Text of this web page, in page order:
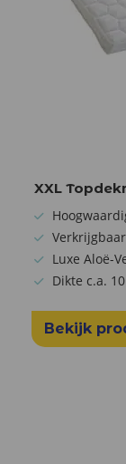
XXL
Luxe Aloë-
Dikte c.a.
Bekijk